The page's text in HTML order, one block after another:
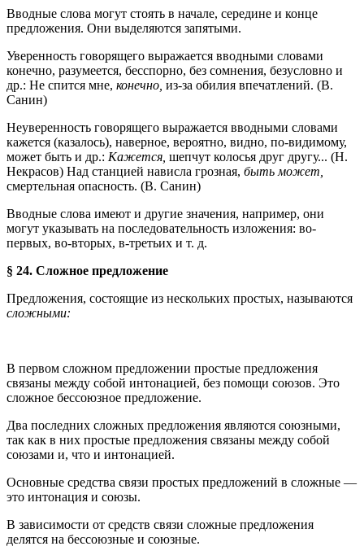
Вводные слова могут стоять в начале, середине и конце
предложения. Они выделяются запятыми.
Уверенность говорящего выражается вводными словами
конечно, разумеется, бесспорно, без сомнения, безусловно и
др.: Не спится мне, конечно, из-за обилия впечатлений. (В.
Санин)
Неуверенность говорящего выражается вводными словами
кажется (казалось), наверное, вероятно, видно, по-видимому,
может быть и др.: Кажется, шепчут колосья друг другу... (Н.
Некрасов) Над станцией нависла грозная, быть может,
смертельная опасность. (В. Санин)
Вводные слова имеют и другие значения, например, они
могут указывать на последовательность изложения: во-
первых, во-вторых, в-третьих и т. д.
§ 24. Сложное предложение
Предложения, состоящие из нескольких простых, называются
сложными:
В первом сложном предложении простые предложения
связаны между собой интонацией, без помощи союзов. Это
сложное бессоюзное предложение.
Два последних сложных предложения являются союзными,
так как в них простые предложения связаны между собой
союзами и, что и интонацией.
Основные средства связи простых предложений в сложные —
это интонация и союзы.
В зависимости от средств связи сложные предложения
делятся на бессоюзные и союзные.